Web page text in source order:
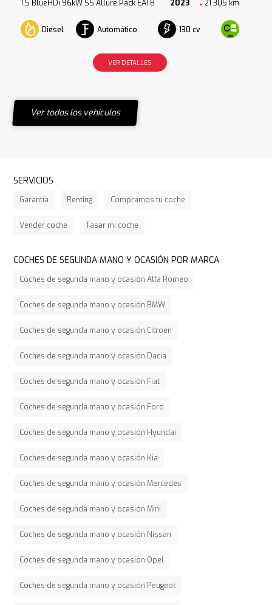
1.5 BlueHDi 96kW SS Allure Pack EAT8 2023 21.305 km
Diesel Automático 130 cv
VER DETALLES
Ver todos los vehículos
SERVICIOS
Garantía Renting Compramos tu coche
Vender coche Tasar mi coche
COCHES DE SEGUNDA MANO Y OCASIÓN POR MARCA
Coches de segunda mano y ocasión Alfa Romeo
Coches de segunda mano y ocasión BMW
Coches de segunda mano y ocasión Citroen
Coches de segunda mano y ocasión Dacia
Coches de segunda mano y ocasión Fiat
Coches de segunda mano y ocasión Ford
Coches de segunda mano y ocasión Hyundai
Coches de segunda mano y ocasión Kia
Coches de segunda mano y ocasión Mercedes
Coches de segunda mano y ocasión Mini
Coches de segunda mano y ocasión Nissan
Coches de segunda mano y ocasión Opel
Coches de segunda mano y ocasión Peugeot